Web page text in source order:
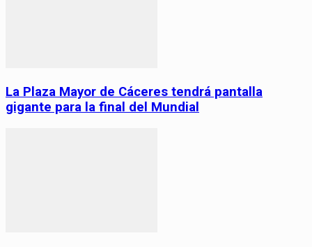
La Plaza Mayor de Cáceres tendrá pantalla
gigante para la final del Mundial